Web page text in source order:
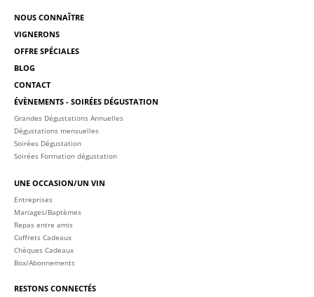
NOUS CONNAÎTRE
VIGNERONS
OFFRE SPÉCIALES
BLOG
CONTACT
ÉVÈNEMENTS - SOIRÉES DÉGUSTATION
Grandes Dégustations Annuelles
Dégustations mensuelles
Soirées Dégustation
Soirées Formation dégustation
UNE OCCASION/UN VIN
Entreprises
Mariages/Baptèmes
Repas entre amis
Coffrets Cadeaux
Chèques Cadeaux
Box/Abonnements
RESTONS CONNECTÉS